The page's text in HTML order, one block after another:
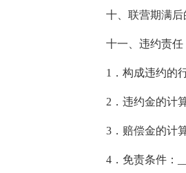
十、联营期满后
十一、违约责任
1．构成违约的
2．违约金的计
3．赔偿金的计
4．免责条件：